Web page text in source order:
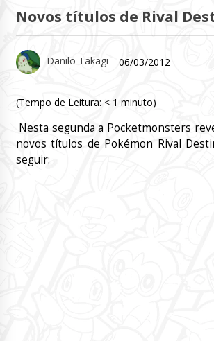
Novos títulos de Rival
Danilo Takagi 06/03/2012
(Tempo de Leitura: < 1 minuto)
Nesta segunda a Pocketmonsters
novos títulos de Pokémon Rival
seguir: